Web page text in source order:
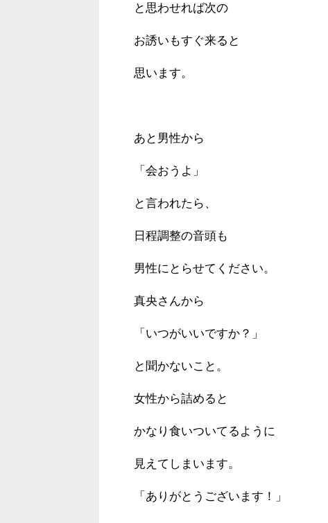
と思わせれば次の
お誘いもすぐ来ると
思います。
あと男性から
「会おうよ」
と言われたら、
日程調整の音頭も
男性にとらせてください。
真央さんから
「いつがいいですか？」
と聞かないこと。
女性から詰めると
かなり食いついてるように
見えてしまいます。
「ありがとうございます！」